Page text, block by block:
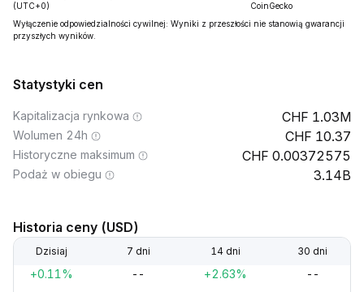
(UTC+0)
CoinGecko
Wyłączenie odpowiedzialności cywilnej: Wyniki z przeszłości nie stanowią gwarancji
przyszłych wyników.
Statystyki cen
Kapitalizacja rynkowa 1.03M
Wolumen 24h 10.37
Historyczne maksimum 0.00372575
Podaż w obiegu 3.14B
Historia ceny (USD)
Dzisiaj 7 dni 14 dni 30 dni
+0.11% -- +2.63% --